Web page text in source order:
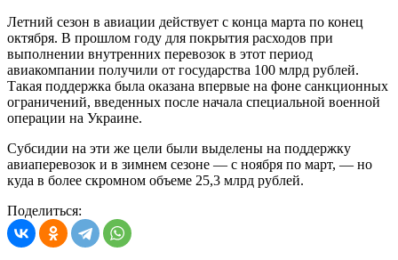
Летний сезон в авиации действует с конца марта по конец
октября. В прошлом году для покрытия расходов при
выполнении внутренних перевозок в этот период
авиакомпании получили от государства 100 млрд рублей.
Такая поддержка была оказана впервые на фоне санкционных
ограничений, введенных после начала специальной военной
операции на Украине.
Субсидии на эти же цели были выделены на поддержку
авиаперевозок и в зимнем сезоне — с ноября по март, — но
куда в более скромном объеме 25,3 млрд рублей.
Поделиться: